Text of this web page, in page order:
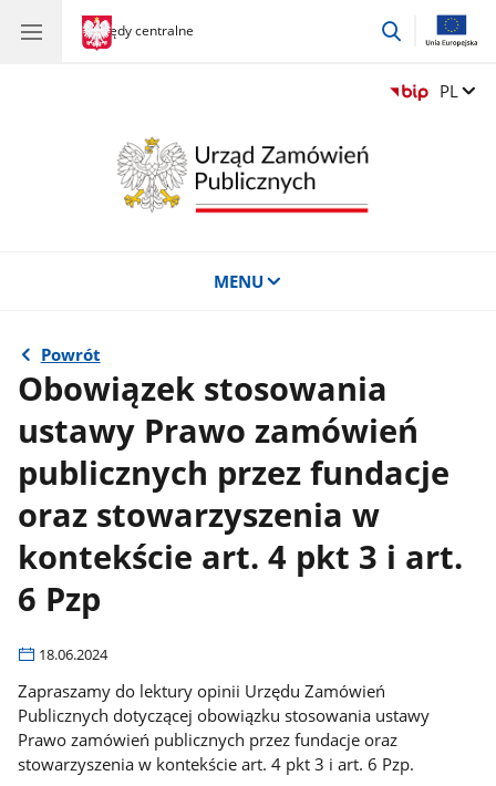
gov.pl
Urzędy centralne
gov.pl
Urzędy
przejdź
Zmień
PL
MENU
Powrót
Obowiązek stosowania
ustawy Prawo zamówień
publicznych przez fundacje
oraz stowarzyszenia w
kontekście art. 4 pkt 3 i art.
6 Pzp
18.06.2024
Zapraszamy do lektury opinii Urzędu Zamówień
Publicznych dotyczącej obowiązku stosowania ustawy
Prawo zamówień publicznych przez fundacje oraz
stowarzyszenia w kontekście art. 4 pkt 3 i art. 6 Pzp.